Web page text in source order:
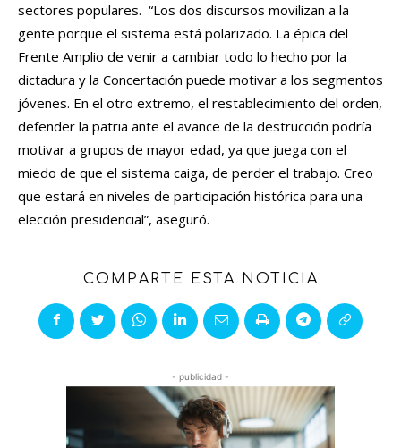
sectores populares. “Los dos discursos movilizan a la
gente porque el sistema está polarizado. La épica del
Frente Amplio de venir a cambiar todo lo hecho por la
dictadura y la Concertación puede motivar a los segmentos
jóvenes. En el otro extremo, el restablecimiento del orden,
defender la patria ante el avance de la destrucción podría
motivar a grupos de mayor edad, ya que juega con el
miedo de que el sistema caiga, de perder el trabajo. Creo
que estará en niveles de participación histórica para una
elección presidencial”, aseguró.
COMPARTE ESTA NOTICIA
- publicidad -